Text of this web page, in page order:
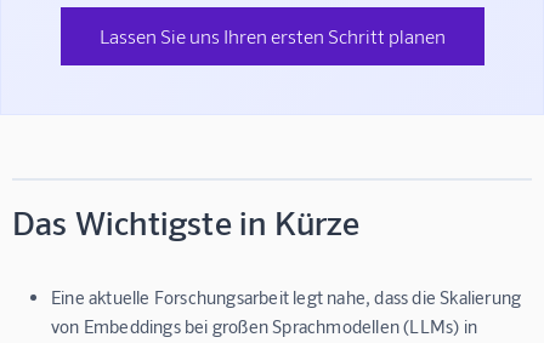
Lassen Sie uns Ihren ersten Schritt planen
Das Wichtigste in Kürze
Eine aktuelle Forschungsarbeit legt nahe, dass die Skalierung
von Embeddings bei großen Sprachmodellen (LLMs) in